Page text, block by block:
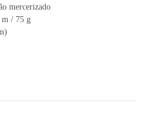
mercerizado
m / 75 g